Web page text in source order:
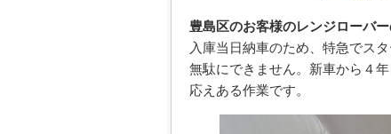
豊島区のお客様のレンジローバ
入庫当日納車のため、特急でス
無駄にできません。新車から４
応えある作業です。